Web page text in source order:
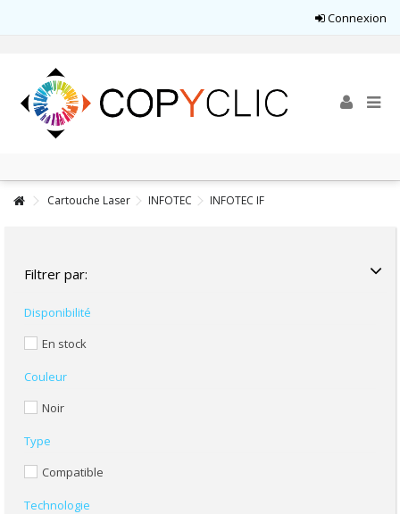
Connexion
Cartouche Laser INFOTEC INFOTEC IF
Filtrer par:
Disponibilité
En stock
Couleur
Noir
Type
Compatible
Technologie